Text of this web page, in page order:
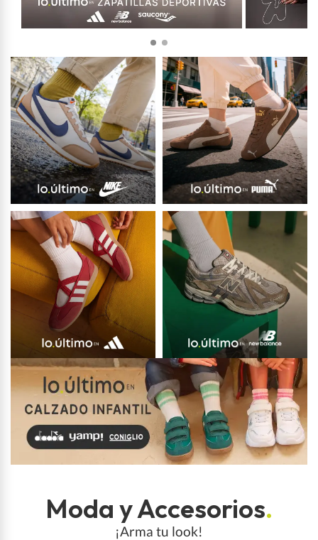
Moda y Accesorios.
¡Arma tu look!